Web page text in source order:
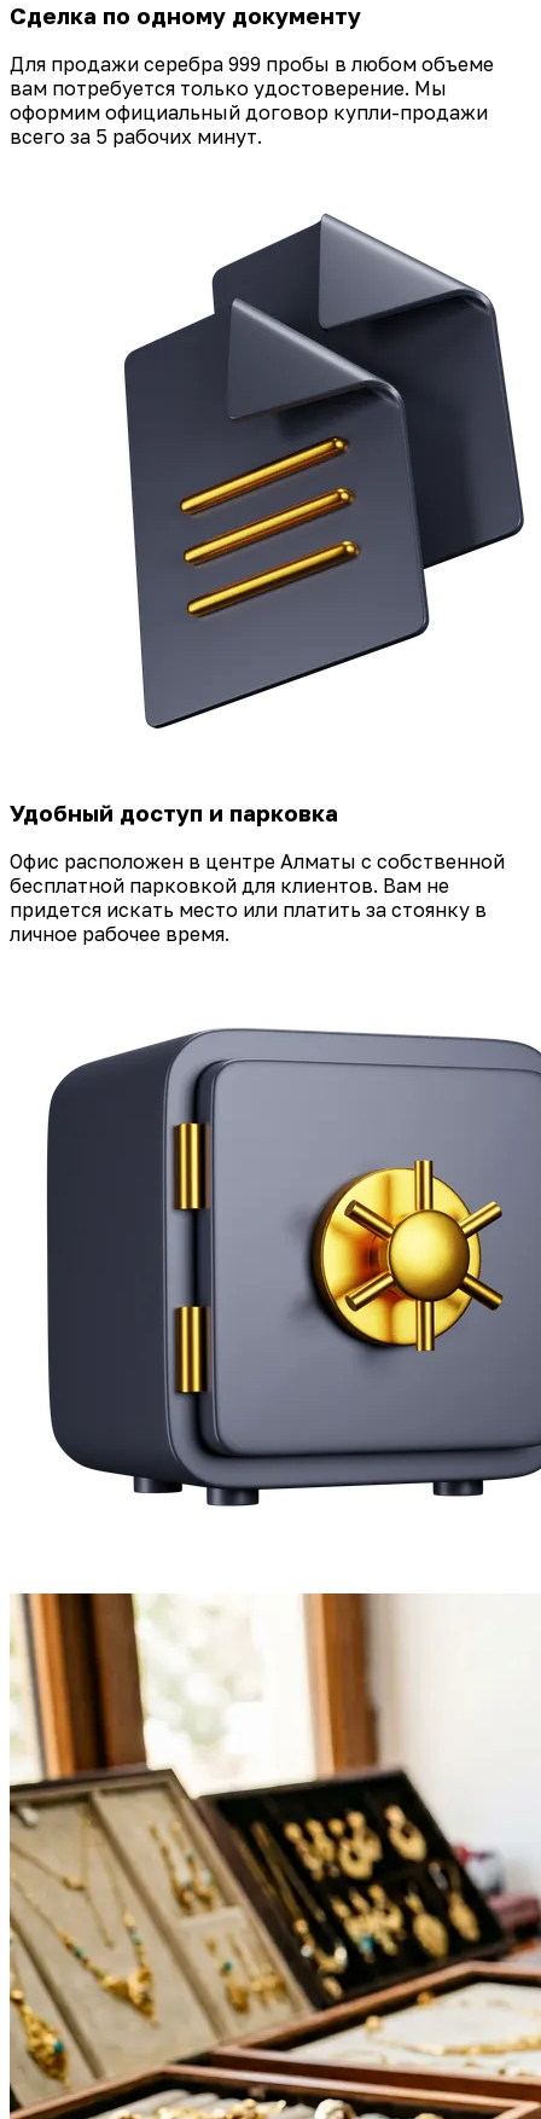
Сделка по одному документу
Для продажи серебра 999 пробы в любом объеме
вам потребуется только удостоверение. Мы
оформим официальный договор купли-продажи
всего за 5 рабочих минут.
Удобный доступ и парковка
Офис расположен в центре Алматы с собственной
бесплатной парковкой для клиентов. Вам не
придется искать место или платить за стоянку в
личное рабочее время.